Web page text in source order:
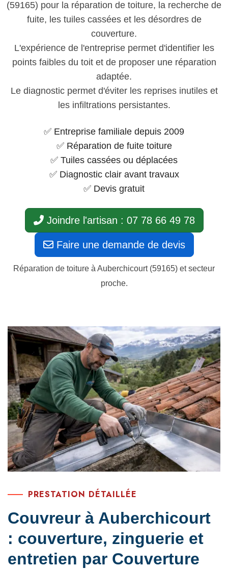
(59165) pour la réparation de toiture, la recherche de
fuite, les tuiles cassées et les désordres de
couverture.
L'expérience de l'entreprise permet d'identifier les
points faibles du toit et de proposer une réparation
adaptée.
Le diagnostic permet d'éviter les reprises inutiles et
les infiltrations persistantes.
✅ Entreprise familiale depuis 2009
✅ Réparation de fuite toiture
✅ Tuiles cassées ou déplacées
✅ Diagnostic clair avant travaux
✅ Devis gratuit
Joindre l'artisan : 07 78 66 49 78
Faire une demande de devis
Réparation de toiture à Auberchicourt (59165) et secteur
proche.
PRESTATION DÉTAILLÉE
Couvreur à Auberchicourt
: couverture, zinguerie et
entretien par Couverture